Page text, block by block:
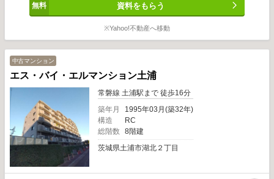
物の状態をしっかり把握してお取引いただけます。
資料をもらう
※Yahoo!不動産へ移動
中古マンション
エス・バイ・エルマンション土浦
常磐線 土浦駅まで 徒歩16分
築年月
1995年03月(築32年)
構造
RC
総階数
8階建
茨城県土浦市湖北２丁目